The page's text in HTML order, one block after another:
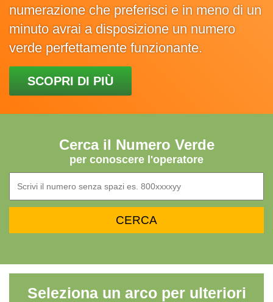
numerazione che preferisci e in meno di un
minuto avrai a disposizione un numero
verde perfettamente funzionante.
SCOPRI DI PIÙ
Cerca il Numero Verde
per conoscere l'operatore
Seleziona un arco per ulteriori